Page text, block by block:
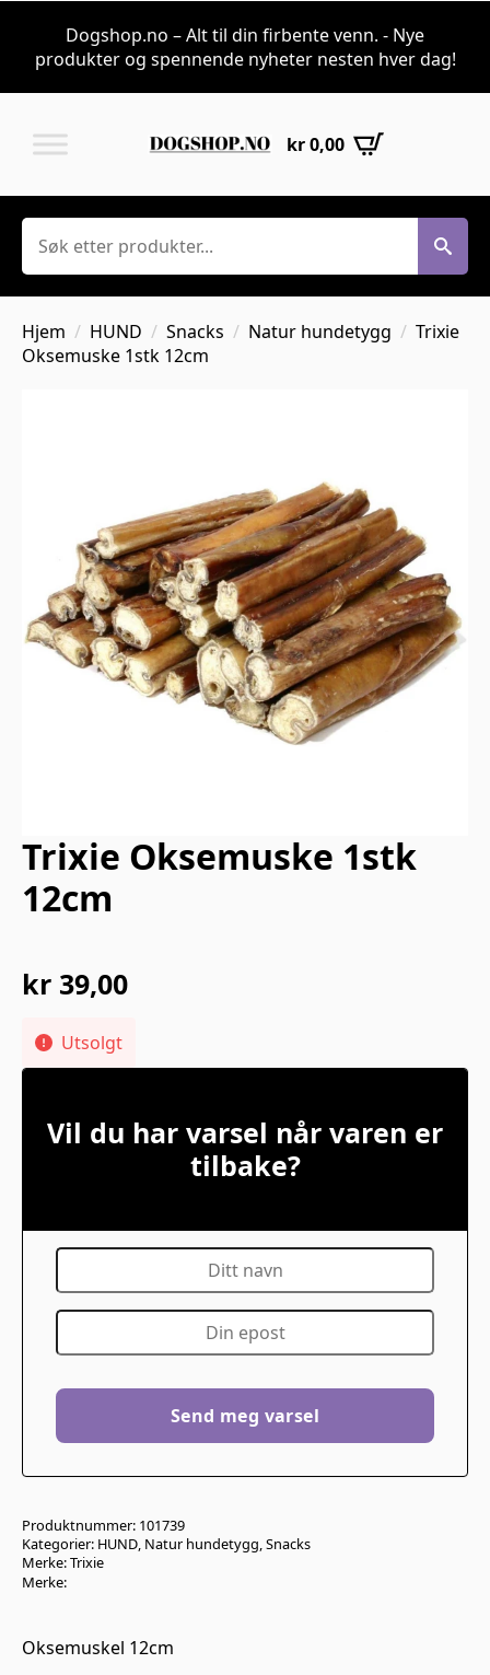
Dogshop.no – Alt til din firbente venn. - Nye
produkter og spennende nyheter nesten hver dag!
kr0,00
Søk
Hjem HUND Snacks Natur hundetygg
Trixie
Oksemuske 1stk 12cm
Trixie Oksemuske 1stk
12cm
kr 39,00
Utsolgt
Vil du har varsel når varen er
tilbake?
Produktnummer: 101739
Kategorier: HUND Natur hundetygg Snacks
Merke:Trixie
Merke:
Oksemuskel 12cm